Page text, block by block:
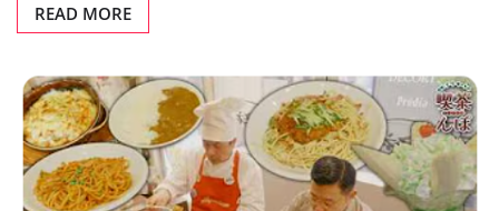
READ MORE